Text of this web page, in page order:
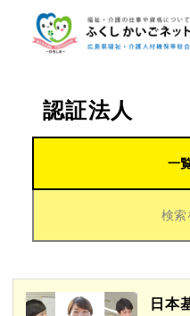
認証法人
一
検索
日本